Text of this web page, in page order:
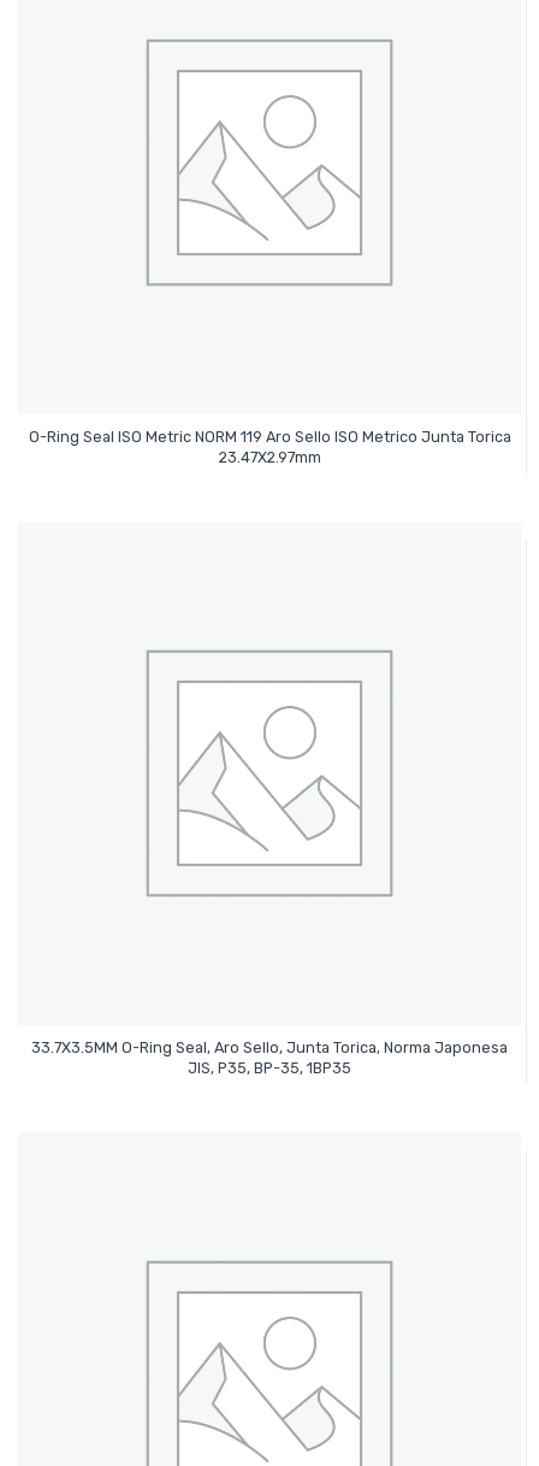
O-Ring Seal ISO Metric NORM 119 Aro Sello ISO Metrico Junta Torica
23.47X2.97mm
Leer Más
33.7X3.5MM O-Ring Seal, Aro Sello, Junta Torica, Norma Japonesa
JIS, P35, BP-35, 1BP35
Leer Más